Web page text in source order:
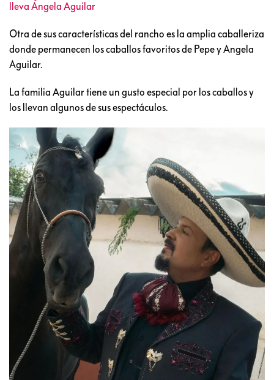
lleva Ángela Aguilar
Otra de sus características del rancho es la amplia caballeriza
donde permanecen los caballos favoritos de Pepe y Angela
Aguilar.
La familia Aguilar tiene un gusto especial por los caballos y
los llevan algunos de sus espectáculos.